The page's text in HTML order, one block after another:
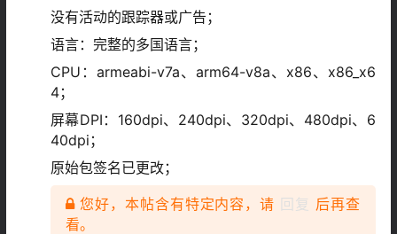
没有活动的跟踪器或广告；
语言：完整的多国语言；
CPU：armeabi-v7a、arm64-v8a、x86、x86_x6
4；
屏幕DPI：160dpi、240dpi、320dpi、480dpi、6
40dpi；
原始包签名已更改；
您好，本帖含有特定内容，请 回复 后再查
看。